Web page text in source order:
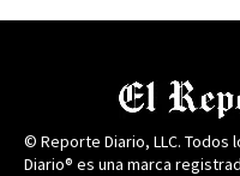
© Reporte Diario, LLC.
Diario® es una marca